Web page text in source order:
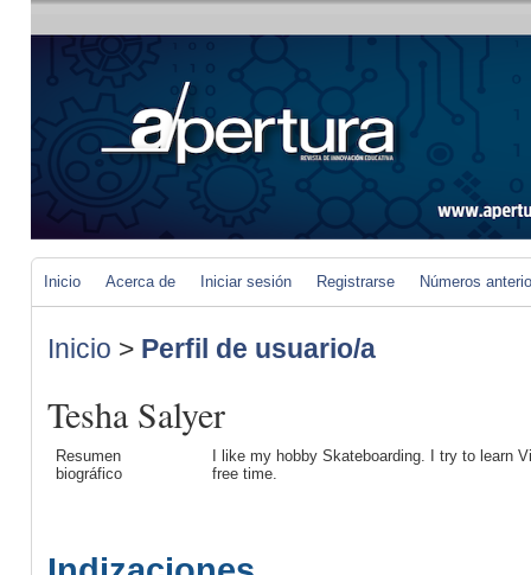
Inicio Acerca de Iniciar sesión Registrarse Números
Inicio > Perfil de usuario/a
Tesha Salyer
Resumen
biográfico
I like my hobby Skateboarding. I try to learn
free time.